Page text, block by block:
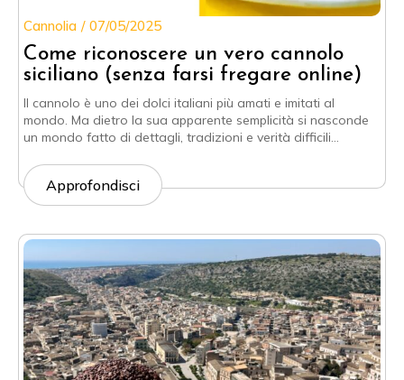
Come riconoscere un vero cannolo
siciliano (senza farsi fregare online)
Cannolia 07/05/2025
Il cannolo è uno dei dolci italiani più amati e imitati al
mondo. Ma dietro la sua apparente semplicità si nasconde
un mondo fatto di dettagli, tradizioni e verità difficili…
Approfondisci